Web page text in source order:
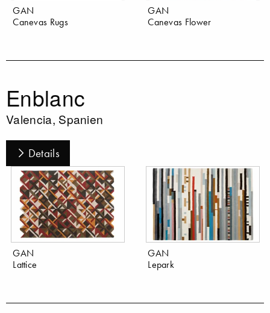
GAN
Canevas Rugs
GAN
Canevas Flower
Enblanc
Valencia, Spanien
Details
GAN
Lattice
GAN
Lepark